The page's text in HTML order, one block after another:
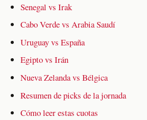
Senegal vs Irak
Cabo Verde vs Arabia Saudí
Uruguay vs España
Egipto vs Irán
Nueva Zelanda vs Bélgica
Resumen de picks de la jornada
Cómo leer estas cuotas